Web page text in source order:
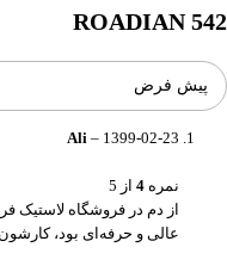
ROADIAN 542
Ali – 1399-02-23
نمره 4 از 5
از دم در فروشگاه لاستیک
عالی و حرفه‌ای بود،